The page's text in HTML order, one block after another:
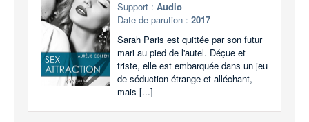
Support : Audio
Date de parution : 2017
Sarah Paris est quittée par son futur
mari au pied de l'autel. Déçue et
triste, elle est embarquée dans un jeu
de séduction étrange et alléchant,
mais [...]